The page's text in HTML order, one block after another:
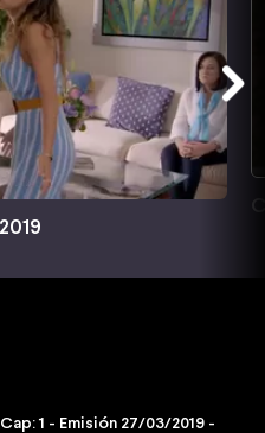
Cap: 1 - Emisión 27/03/2019 -